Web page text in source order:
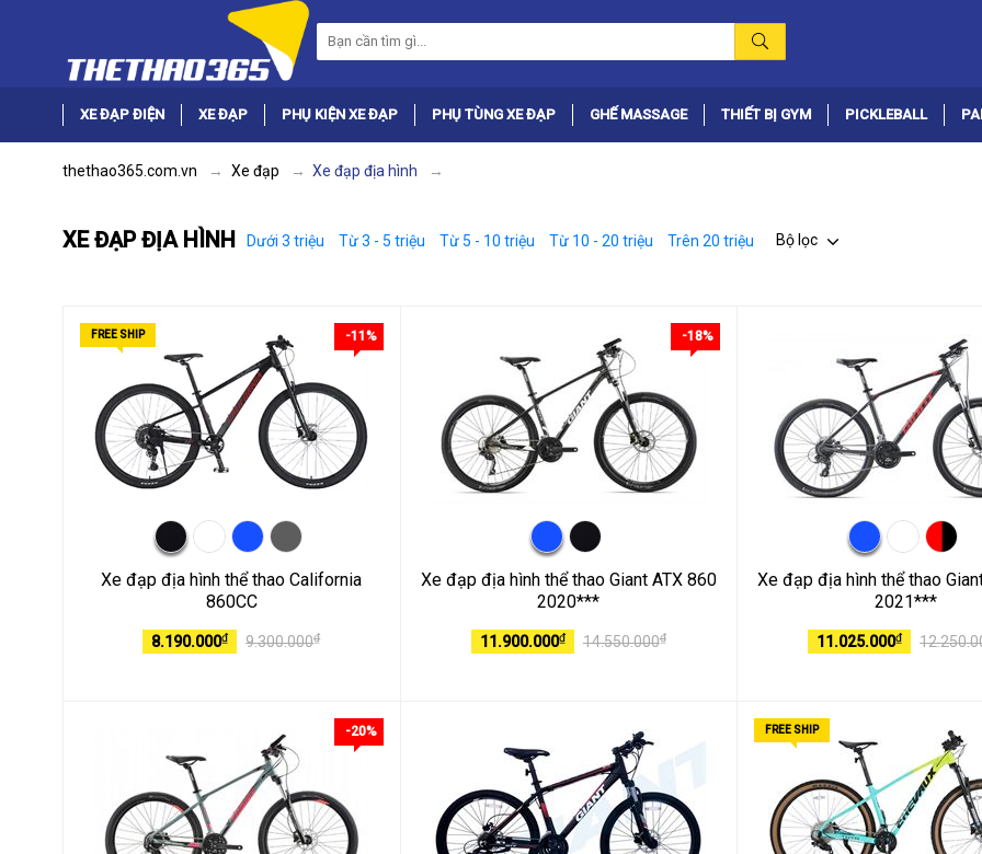
XE ĐẠP ĐIỆN XE ĐẠP PHỤ KIỆN XE ĐẠP PHỤ TÙNG XE ĐẠP GHẾ MASSAGE THIẾT BỊ GYM PICKLEBALL
thethao365.com.vn Xe đạp Xe đạp địa hình
XE ĐẠP ĐỊA HÌNH Dưới 3 triệu Từ 3 - 5 triệu Từ 5 - 10 triệu Từ 10 - 20 triệu Trên 20 triệu Bộ lọc
-11%
FREE SHIP
Xe đạp địa hình thể thao California
860CC
8.190.000₫ 9.300.000₫
-18%
Xe đạp địa hình thể thao Giant ATX 860
2020***
11.900.000₫ 14.550.000₫
Xe đạp địa hình thể thao
2021***
11.025.000₫
-20% FREE SHIP